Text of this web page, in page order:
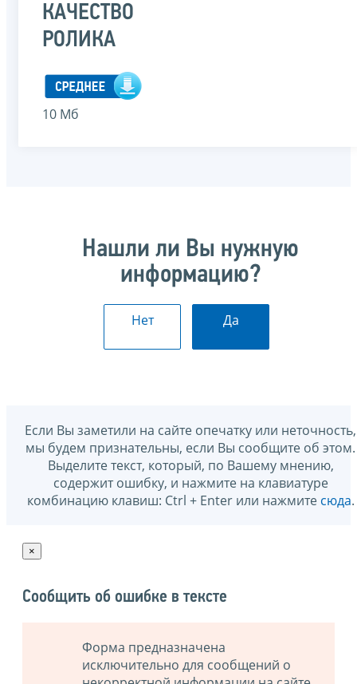
КАЧЕСТВО
РОЛИКА
10 Мб
Нашли ли Вы нужную
информацию?
Нет Да
Если Вы заметили на сайте опечатку или неточность,
мы будем признательны, если Вы сообщите об этом.
Выделите текст, который, по Вашему мнению,
содержит ошибку, и нажмите на клавиатуре
комбинацию клавиш: Ctrl + Enter или нажмите сюда.
×
Сообщить об ошибке в тексте
Форма предназначена
исключительно для сообщений о